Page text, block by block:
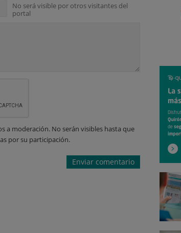
No será visible por otros visitantes del
portal
a moderación. No serán visibles hasta que
por su participación.